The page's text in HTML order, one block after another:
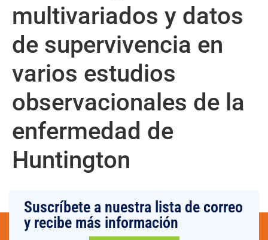
multivariados y datos
de supervivencia en
varios estudios
observacionales de la
enfermedad de
Huntington
Suscríbete a nuestra lista de correo
y recibe más información